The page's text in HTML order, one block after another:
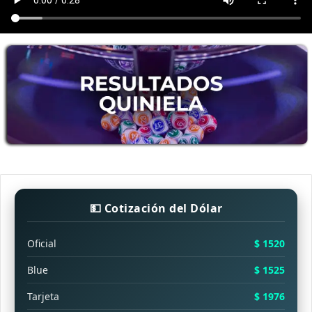
💵 Cotización del Dólar
Oficial
$ 1520
Blue
$ 1525
Tarjeta
$ 1976